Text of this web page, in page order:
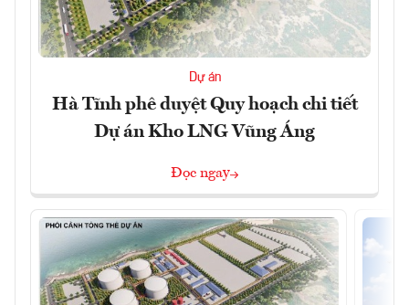
Dự án
Hà Tĩnh phê duyệt Quy hoạch chi tiết
Dự án Kho LNG Vũng Áng
Đọc ngay